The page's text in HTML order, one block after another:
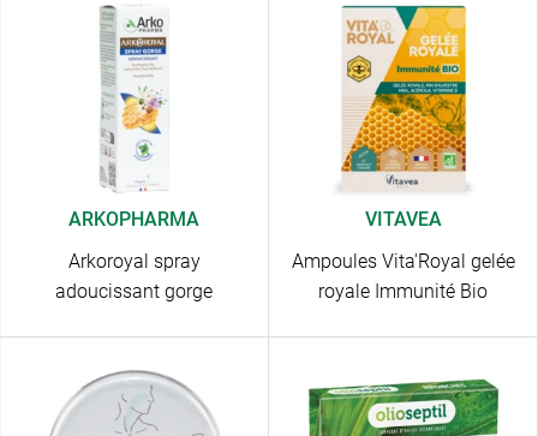
ARKOPHARMA
Arkoroyal spray
adoucissant gorge
VITAVEA
Ampoules Vita'Royal gelée
royale Immunité Bio